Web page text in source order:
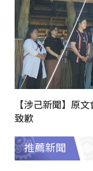
【涉己新聞】原
致歉
推薦新聞